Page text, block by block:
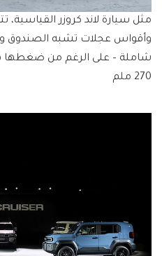
مثل سيارة لاند كروزر
وأقواس عجلات تشبه الصندوق
شاملة – على الرغم من ضغطها
270 ملم